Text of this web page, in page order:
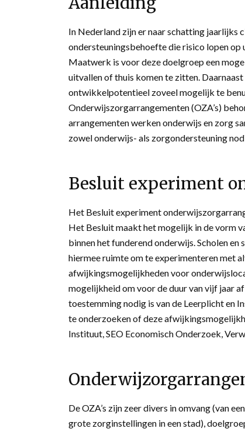
In Nederland zijn er naar schatting jaarlijks
ondersteuningsbehoefte die risico lopen
Maatwerk is voor deze doelgroep een
uitvallen of thuis komen te zitten.
ontwikkelpotentieel zoveel mogelijk te
Onderwijszorgarrangementen (OZA’s)
arrangementen werken onderwijs en zorg
zowel onderwijs- als zorgondersteuning
Besluit experiment
Het Besluit experiment
Het Besluit maakt het mogelijk in de vorm
binnen het funderend onderwijs. Scholen
hiermee ruimte om te experimenteren met
afwijkingsmogelijkheden voor
mogelijkheid om voor de duur van vijf jaar
toestemming nodig is van de Leerplicht en
te onderzoeken of deze
Instituut, SEO Economisch Onderzoek,
De OZA’s zijn zeer divers in omvang (van
grote zorginstellingen in een stad),